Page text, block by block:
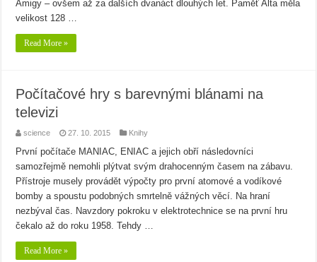
Amigy – ovšem až za dalších dvanáct dlouhých let. Paměť Alta měla
velikost 128 …
Read More »
Počítačové hry s barevnými blánami na
televizi
science 27. 10. 2015 Knihy
První počítače MANIAC, ENIAC a jejich obří následovníci
samozřejmě nemohli plýtvat svým drahocenným časem na zábavu.
Přístroje musely provádět výpočty pro první atomové a vodíkové
bomby a spoustu podobných smrtelně vážných věcí. Na hraní
nezbýval čas. Navzdory pokroku v elektrotechnice se na první hru
čekalo až do roku 1958. Tehdy …
Read More »